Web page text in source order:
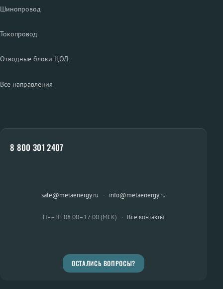
Шинопровод
Токопровод
Отводные блоки ЦОД
Все направления
8 800 301 2407
sale@metaenergy.ru · info@metaenergy.ru
Пн–Пт 08:00–17:00 (МСК) · Все контакты
ОСТАЛИСЬ ВОПРОСЫ?